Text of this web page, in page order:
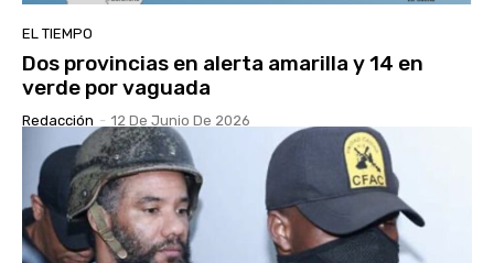
EL TIEMPO
Dos provincias en alerta amarilla y 14 en
verde por vaguada
Redacción - 12 De Junio De 2026